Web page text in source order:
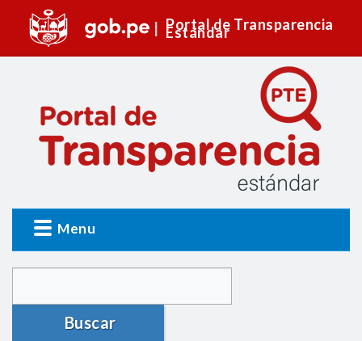
Portal de Transparencia
Estándar
Menu
Buscar